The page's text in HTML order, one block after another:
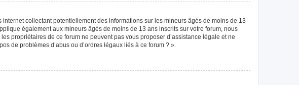
collectant potentiellement des informations sur les mineurs âgés de moins de 13
également aux mineurs âgés de moins de 13 ans inscrits sur votre forum, nous
propriétaires de ce forum ne peuvent pas vous proposer d’assistance légale et ne
de problèmes d’abus ou d’ordres légaux liés à ce forum ? ».